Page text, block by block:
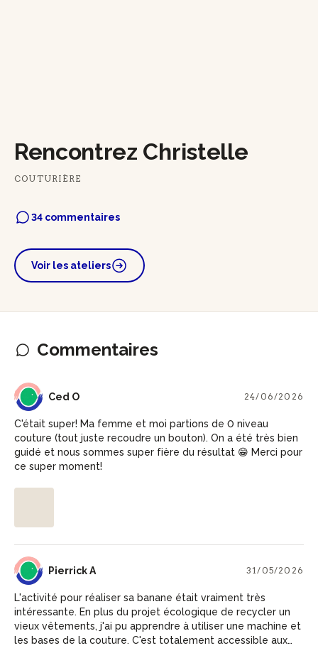
Rencontrez Christelle
COUTURIÈRE
34 commentaires
Voir les ateliers
Commentaires
CO Ced O 24/06/2026
C'était super! Ma femme et moi partions de 0 niveau
couture (tout juste recoudre un bouton). On a été très bien
guidé et nous sommes super fière du résultat 😁 Merci pour
ce super moment!
PA Pierrick A 31/05/2026
L'activité pour réaliser sa banane était vraiment très
intéressante. En plus du projet écologique de recycler un
vieux vêtements, j'ai pu apprendre à utiliser une machine et
les bases de la couture. C'est totalement accessible aux